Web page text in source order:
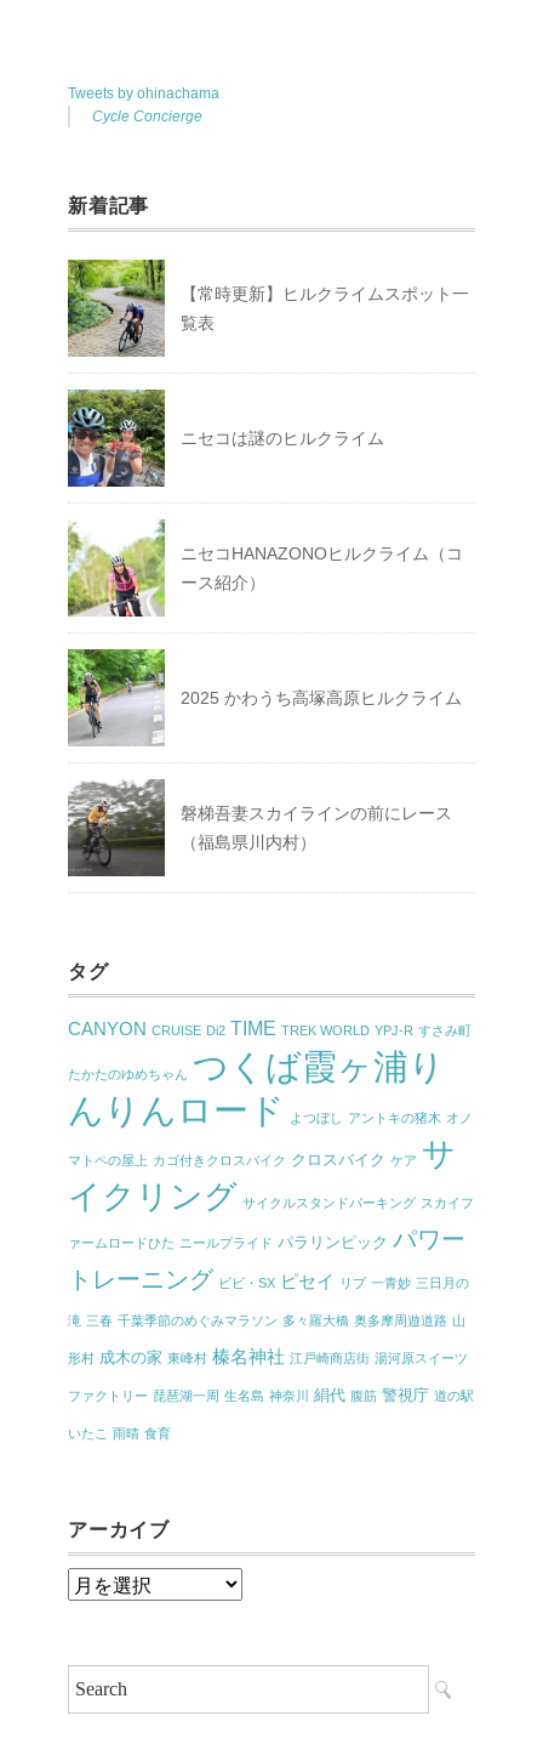
Tweets by ohinachama
Cycle Concierge
新着記事
【常時更新】ヒルクライムスポット一
覧表
ニセコは謎のヒルクライム
ニセコHANAZONOヒルクライム（コ
ース紹介）
2025 かわうち高塚高原ヒルクライム
磐梯吾妻スカイラインの前にレース
（福島県川内村）
タグ
CANYON CRUISE Di2 TIME TREK WORLD YPJ-R すさみ町
たかたのゆめちゃん つくば霞ヶ浦り
んりんロード
よつぼし アントキの猪木 オノ
マトペの屋上 カゴ付きクロスバイク クロスバイク ケア サ
イクリング サイクルスタンドパーキング スカイフ
ァームロードひた ニールプライド パラリンピック パワー
トレーニング ビビ・SX ピセイ リブ 一青妙 三日月の
滝 三春 千葉季節のめぐみマラソン 多々羅大橋 奥多摩周遊道路 山
形村 成木の家 東峰村 榛名神社 江戸崎商店街 湯河原スイーツ
ファクトリー 琵琶湖一周 生名島 神奈川 絹代 腹筋 警視庁 道の駅
いたこ 雨晴 食育
アーカイブ
ア
イ